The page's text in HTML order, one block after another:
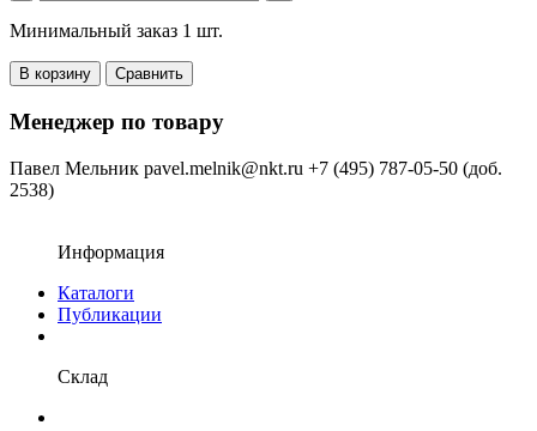
Минимальный заказ 1 шт.
В корзину Сравнить
Менеджер по товару
Павел Мельник pavel.melnik@nkt.ru +7 (495) 787-05-50 (доб.
2538)
Информация
Каталоги
Публикации
Склад